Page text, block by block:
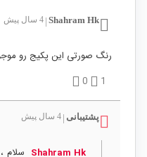
Shahram Hk
| 4 سال پیش
رنگ صورتی این پکیج رو
1
0
پشتیبانی | 4 سال پیش
Shahram Hk